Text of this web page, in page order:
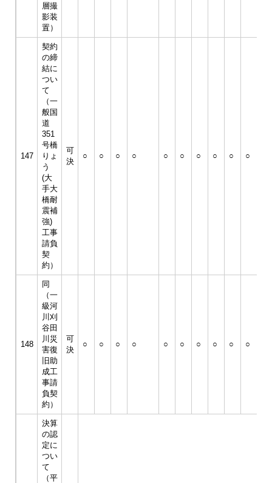
層撮
影装
置）
147
契約
の締
結に
つい
て
（一
般国
道
351
号橋
りょ
う
(大
手大
橋耐
震補
強)
工事
請負
契
約）
可
決
○ ○ ○ ○ ○ ○ ○ ○ ○ ○
148
同
（一
級河
川刈
谷田
川災
害復
旧助
成工
事請
負契
約）
可
決
○ ○ ○ ○ ○ ○ ○ ○ ○ ○
決算
の認
定に
つい
て
（平